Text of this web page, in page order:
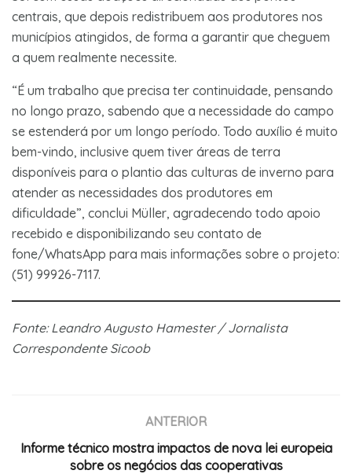
centrais, que depois redistribuem aos produtores nos
municípios atingidos, de forma a garantir que cheguem
a quem realmente necessite.
“É um trabalho que precisa ter continuidade, pensando
no longo prazo, sabendo que a necessidade do campo
se estenderá por um longo período. Todo auxílio é muito
bem-vindo, inclusive quem tiver áreas de terra
disponíveis para o plantio das culturas de inverno para
atender as necessidades dos produtores em
dificuldade”, conclui Müller, agradecendo todo apoio
recebido e disponibilizando seu contato de
fone/WhatsApp para mais informações sobre o projeto:
(51) 99926-7117.
Fonte: Leandro Augusto Hamester / Jornalista
Correspondente Sicoob
ANTERIOR
Informe técnico mostra impactos de nova lei europeia
sobre os negócios das cooperativas